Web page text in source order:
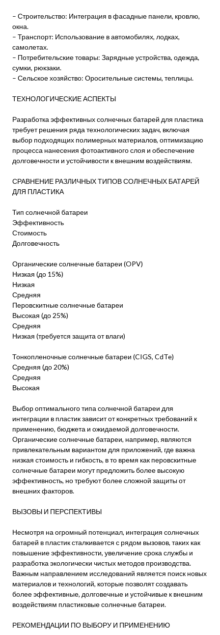
– Строительство: Интеграция в фасадные панели, кровлю,
окна.
– Транспорт: Использование в автомобилях, лодках,
самолетах.
– Потребительские товары: Зарядные устройства, одежда,
сумки, рюкзаки.
– Сельское хозяйство: Оросительные системы, теплицы.
ТЕХНОЛОГИЧЕСКИЕ АСПЕКТЫ
Разработка эффективных солнечных батарей для пластика
требует решения ряда технологических задач, включая
выбор подходящих полимерных материалов, оптимизацию
процесса нанесения фотоактивного слоя и обеспечение
долговечности и устойчивости к внешним воздействиям.
СРАВНЕНИЕ РАЗЛИЧНЫХ ТИПОВ СОЛНЕЧНЫХ БАТАРЕЙ
ДЛЯ ПЛАСТИКА
Тип солнечной батареи
Эффективность
Стоимость
Долговечность
Органические солнечные батареи (OPV)
Низкая (до 15%)
Низкая
Средняя
Перовскитные солнечные батареи
Высокая (до 25%)
Средняя
Низкая (требуется защита от влаги)
Тонкопленочные солнечные батареи (CIGS, CdTe)
Средняя (до 20%)
Средняя
Высокая
Выбор оптимального типа солнечной батареи для
интеграции в пластик зависит от конкретных требований к
применению, бюджета и ожидаемой долговечности.
Органические солнечные батареи, например, являются
привлекательным вариантом для приложений, где важна
низкая стоимость и гибкость, в то время как перовскитные
солнечные батареи могут предложить более высокую
эффективность, но требуют более сложной защиты от
внешних факторов.
ВЫЗОВЫ И ПЕРСПЕКТИВЫ
Несмотря на огромный потенциал, интеграция солнечных
батарей в пластик сталкивается с рядом вызовов, таких как
повышение эффективности, увеличение срока службы и
разработка экологически чистых методов производства.
Важным направлением исследований является поиск новых
материалов и технологий, которые позволят создавать
более эффективные, долговечные и устойчивые к внешним
воздействиям пластиковые солнечные батареи.
РЕКОМЕНДАЦИИ ПО ВЫБОРУ И ПРИМЕНЕНИЮ